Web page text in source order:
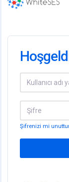
Şifrenizi mi